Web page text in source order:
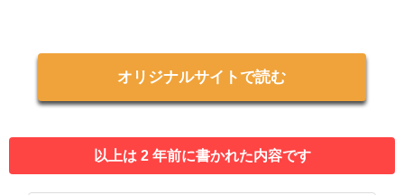
オリジナルサイトで読む
以上は 2 年前に書かれた内容です